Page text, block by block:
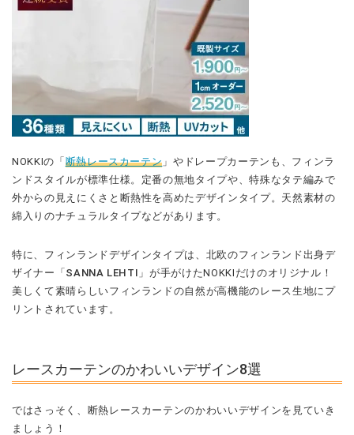
NOKKIの「 断熱レースカーテン 」やドレープカーテンも、フィンラ
ンドスタイルが標準仕様。定番の無地タイプや、特殊なタテ編みで
外からの見えにくさと断熱性を高めたデザインタイプ。天然素材の
綿入りのナチュラルタイプなどがあります。
特に、フィンランドデザインタイプは、北欧のフィンランド出身デ
ザイナー「SANNA LEHTI」が手がけたNOKKI だけのオリジナル！
美しくて素晴らしいフィンランドの自然が高機能のレース生地にプ
リントされています。
レースカーテンのかわいいデザイン8選
ではさっそく、断熱レースカーテンのかわいいデザインを見ていき
ましょう！